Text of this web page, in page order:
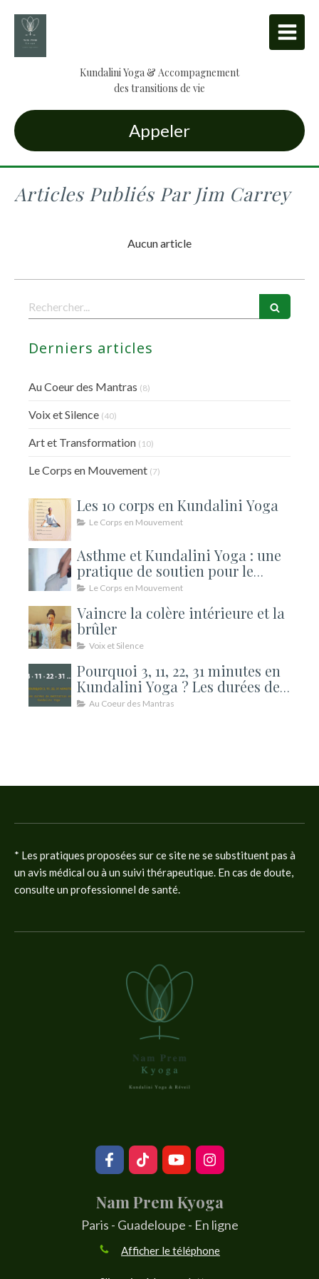
Kundalini Yoga & Accompagnement
des transitions de vie
Appeler
Articles Publiés Par Jim Carrey
Aucun article
Rechercher
Derniers articles
Au Coeur des Mantras (8)
Voix et Silence (40)
Art et Transformation (10)
Le Corps en Mouvement (7)
Les 10 corps en Kundalini Yoga
Le Corps en Mouvement
Asthme et Kundalini Yoga : une
pratique de soutien pour le
souffle
Le Corps en Mouvement
Vaincre la colère intérieure et la
brûler
Voix et Silence
Pourquoi 3, 11, 22, 31 minutes en
Kundalini Yoga ? Les durées de
méditation expliquées
Au Coeur des Mantras
* Les pratiques proposées sur ce site ne se substituent pas à
un avis médical ou à un suivi thérapeutique. En cas de doute,
consulte un professionnel de santé.
Nam Prem Kyoga
Paris - Guadeloupe - En ligne
Afficher le téléphone